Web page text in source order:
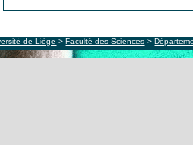
de Liège >Faculté des Sciences >